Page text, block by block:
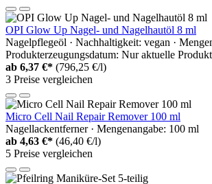
OPI Glow Up Nagel- und Nagelhautöl 8 ml
Nagelpflegeöl · Nachhaltigkeit: vegan ·
Produkterzeugungsdatum: Nur aktuelle
ab 6,37 €* (796,25 €/l)
3 Preise vergleichen
Micro Cell Nail Repair Remover 100 ml
Nagellackentferner · Mengenangabe: 100 ml
ab 4,63 €* (46,40 €/l)
5 Preise vergleichen